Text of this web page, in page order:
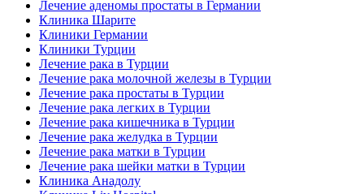
Лечение аденомы простаты в Германии
Клиника Шарите
Клиники Германии
Клиники Турции
Лечение рака в Турции
Лечение рака молочной железы в Турции
Лечение рака простаты в Турции
Лечение рака легких в Турции
Лечение рака кишечника в Турции
Лечение рака желудка в Турции
Лечение рака матки в Турции
Лечение рака шейки матки в Турции
Клиника Анадолу